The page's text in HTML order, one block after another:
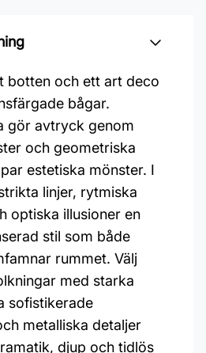
botten och ett art deco
bågar.
gör avtryck genom
och geometriska
estetiska mönster. I
linjer, rytmiska
optiska illusioner en
stil som både
rummet. Välj
med starka
sofistikerade
metalliska detaljer
djup och tidlös